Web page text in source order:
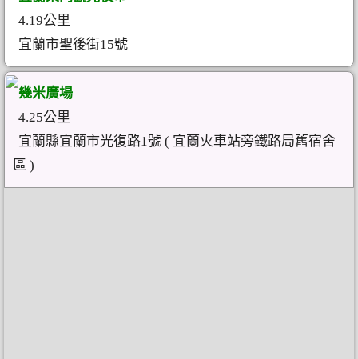
4.19公里
宜蘭市聖後街15號
幾米廣場
4.25公里
宜蘭縣宜蘭市光復路1號 ( 宜蘭火車站旁鐵路局舊宿舍
區 )